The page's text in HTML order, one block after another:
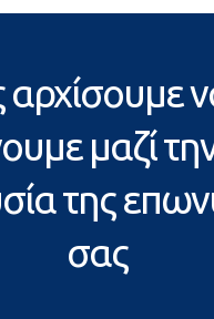
αρχίσουμε
μαζί
της
σας